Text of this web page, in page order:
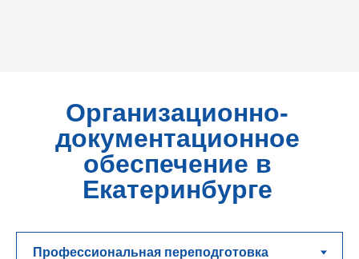
Организационно-
документационное
обеспечение в
Екатеринбурге